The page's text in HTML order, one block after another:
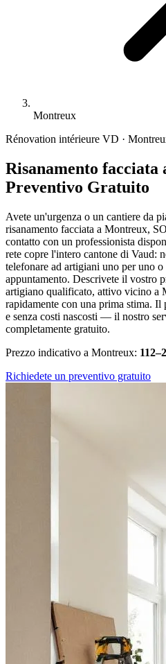
Montreux
Rénovation intérieure VD ·
Risanamento
Preventivo Gratuito
Avete un'urgenza o un cantiere da
risanamento facciata a Montreux,
contatto con un professionista
rete copre l'intero cantone di Vaud:
telefonare ad artigiani uno per uno o
appuntamento. Descrivete il vostro
artigiano qualificato, attivo vicino a
rapidamente con una prima stima.
e senza costi nascosti — il nostro
completamente gratuito.
Prezzo indicativo a Montreux:
Richiedete un preventivo gratuito